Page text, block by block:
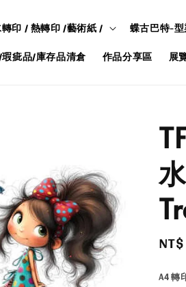
印 / 熱轉印 /藝術紙 / 蝶古巴特-
疵品/庫存品清倉 作品分享區 展
A4 轉